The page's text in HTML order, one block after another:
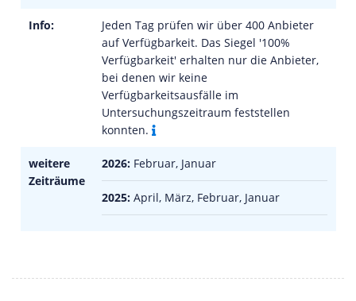
Info:
Jeden Tag prüfen wir über 400 Anbieter
auf Verfügbarkeit. Das Siegel '100%
Verfügbarkeit' erhalten nur die Anbieter,
bei denen wir keine
Verfügbarkeitsausfälle im
Untersuchungszeitraum feststellen
konnten.
weitere
Zeiträume
2026: Februar, Januar
2025: April, März, Februar, Januar